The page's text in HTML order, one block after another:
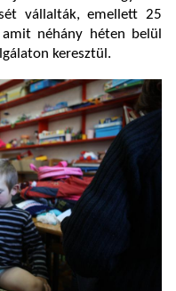
vállalták, emellett 25
néhány héten belül
keresztül.